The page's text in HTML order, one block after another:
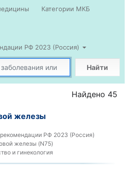
РФ 2023 (Россия)
Найти
Найдено 45
железы
РФ 2023 (Россия)
железы (N75)
и гинекология